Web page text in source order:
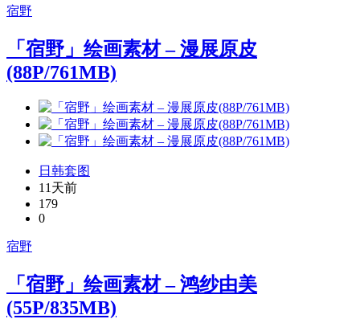
宿野
「宿野」绘画素材 – 漫展原皮
(88P/761MB)
日韩套图
11天前
179
0
宿野
「宿野」绘画素材 – 鸿纱由美
(55P/835MB)